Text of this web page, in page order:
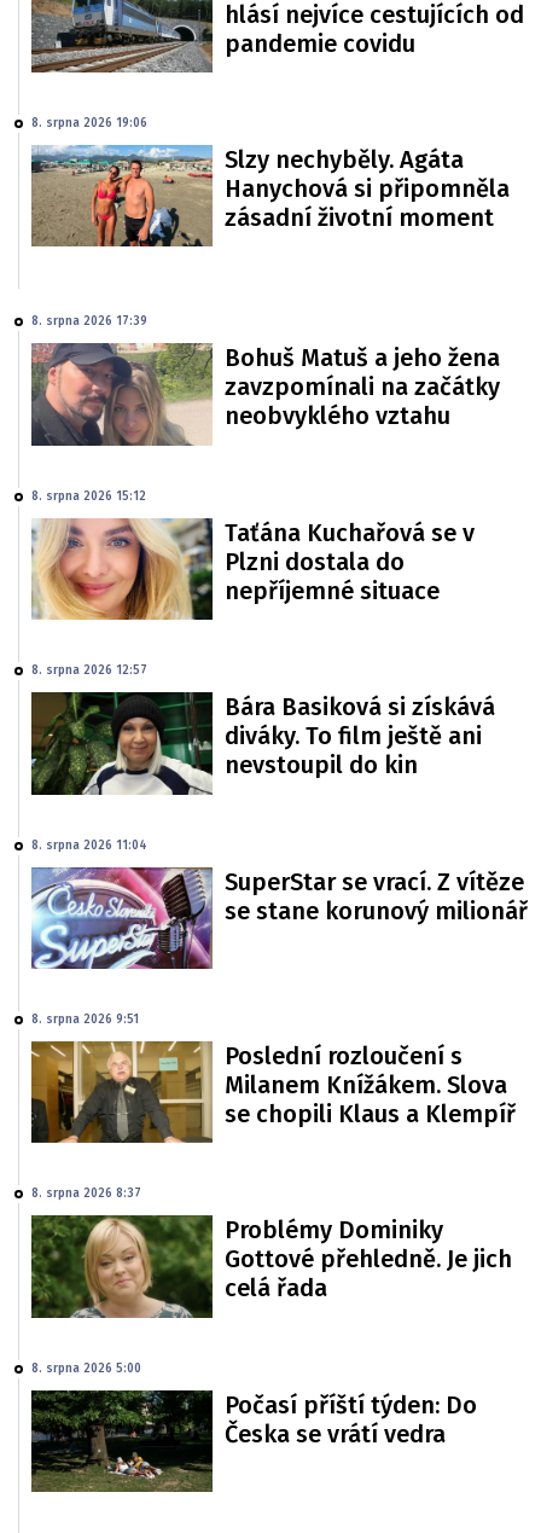
hlásí nejvíce cestujících od
pandemie covidu
8. srpna 2026 19:06
Slzy nechyběly. Agáta
Hanychová si připomněla
zásadní životní moment
8. srpna 2026 17:39
Bohuš Matuš a jeho žena
zavzpomínali na začátky
neobvyklého vztahu
8. srpna 2026 15:12
Taťána Kuchařová se v
Plzni dostala do
nepříjemné situace
8. srpna 2026 12:57
Bára Basiková si získává
diváky. To film ještě ani
nevstoupil do kin
8. srpna 2026 11:04
SuperStar se vrací. Z vítěze
se stane korunový milionář
8. srpna 2026 9:51
Poslední rozloučení s
Milanem Knížákem. Slova
se chopili Klaus a Klempíř
8. srpna 2026 8:37
Problémy Dominiky
Gottové přehledně. Je jich
celá řada
8. srpna 2026 5:00
Počasí příští týden: Do
Česka se vrátí vedra